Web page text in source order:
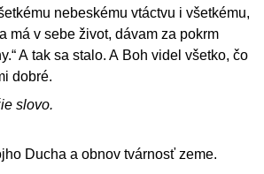
nebeskému vtáctvu i všetkému,
má v sebe život, dávam za pokrm
A tak sa stalo. A Boh videl všetko, čo
dobré.
slovo.
Ducha a obnov tvárnosť zeme.